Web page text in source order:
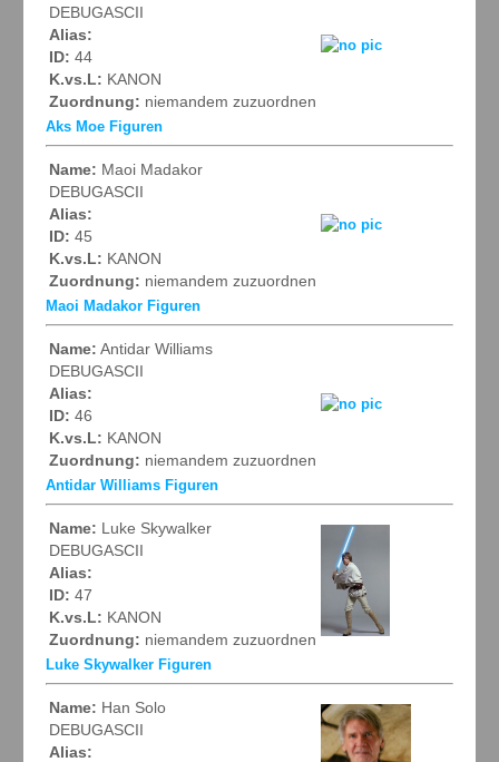
DEBUGASCII
Alias:
ID: 44
K.vs.L: KANON
Zuordnung: niemandem zuzuordnen
Aks Moe Figuren
Name: Maoi Madakor
DEBUGASCII
Alias:
ID: 45
K.vs.L: KANON
Zuordnung: niemandem zuzuordnen
Maoi Madakor Figuren
Name: Antidar Williams
DEBUGASCII
Alias:
ID: 46
K.vs.L: KANON
Zuordnung: niemandem zuzuordnen
Antidar Williams Figuren
Name: Luke Skywalker
DEBUGASCII
Alias:
ID: 47
K.vs.L: KANON
Zuordnung: niemandem zuzuordnen
Luke Skywalker Figuren
Name: Han Solo
DEBUGASCII
Alias: